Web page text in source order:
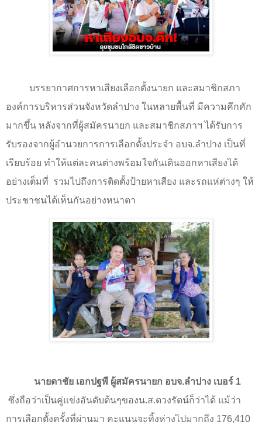
บรรยากาศการหาเสียงเลือกตั้งนายก และสมาชิกสภา
องค์การบริหารส่วนจังหวัดลำปาง ในหลายพื้นที่ มีความคึกคัก
มากขึ้น หลังจากที่ผู้สมัครนายก และสมาชิกสภาฯ ได้รับการ
รับรองจากผู้อำนวยการการเลือกตั้งประจำ อบจ.ลำปาง เป็นที่
เรียบร้อย ทำให้แต่ละคนต่างพร้อมใจกันเดินออกหาเสียงได้
อย่างเต็มที่ รวมไปถึงการติดตั้งป้ายหาเสียง และรถแห่ต่างๆ ให้
ประชาชนได้เห็นกันอย่างหนาตา
นายดาชัย เอกปฐพี ผู้สมัครนายก อบจ.ลำปาง เบอร์ 1
ซึ่งถือว่าเป็นคู่แข่งอันดับต้นๆของน.ส.ตวงรัตน์ก็ว่าได้ แม้ว่า
การเลือกตั้งครั้งที่ผ่านมา คะแนนจะทิ้งห่างไปมากถึง 176,410